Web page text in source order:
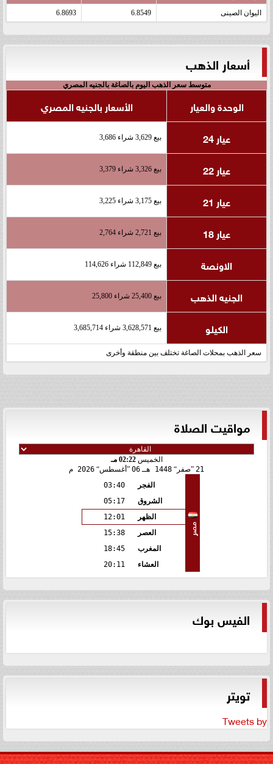
اليوان الصينى 6.8549
6.8693
أسعار الذهب
متوسط سعر الذهب اليوم بالصاغة بالجنيه المصري
الوحدة والعيار
الأسعار بالجنيه المصري
عيار 24
بيع 3,629 شراء 3,686
عيار 22 بيع 3,326 شراء 3,379
عيار 21 بيع 3,175 شراء 3,225
عيار 18 بيع 2,721 شراء 2,764
الاونصة بيع 112,849 شراء 114,626
الجنيه الذهب بيع 25,400 شراء 25,800
الكيلو بيع 3,628,571 شراء 3,685,714
سعر الذهب بمحلات الصاغة تختلف بين منطقة وأخرى
مواقيت الصلاة
الخميس02:22 مـ
21
صفر 1448 هـ 06 أغسطس 2026 م
مصر
الفجر
03:40
الشروق
05:17
الظهر
12:01
العصر
15:38
المغرب
18:45
العشاء
20:11
الفيس بوك
تويتر
Tweets by